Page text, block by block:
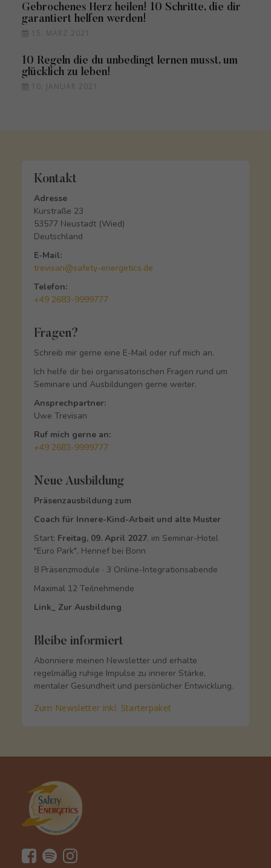
Gebrochenes Herz heilen! 10 Schritte, die dir
garantiert helfen werden!
15. MÄRZ 2021
10 Regeln die du unbedingt lernen musst, um
glücklich zu leben!
10. JANUAR 2021
Kontakt
Adresse
Kurstraße 23
53577 Neustadt (Wied)
Deutschland
E-Mail:
trevisan@safety-energetics.de
Telefon:
+49 2683-9999777
Fragen?
Schreib mir gerne eine E-Mail oder ruf mich an.
Ich helfe dir bei organisatorischen Fragen rund um
Seminare und Ausbildungen gerne weiter.
Ansprechpartner:
Uwe Trevisan
Ruf mich gerne an:
+49 2683-9999777
Neue Ausbildung
Präsenzausbildung zum
Coach für Innere-Kind-Arbeit und alte Muster
Start: Freitag, 09. April 2027, im Seminar-Hotel
"Euro Park", Hennef bei Bonn
8 Präsenzmodule · 3 Online-Integrationsabende
Maximal 12 Teilnehmende
Link_ Zur Ausbildung
Bleibe informiert
Abonniere meinen Newsletter und erhalte
regelmäßig ruhige Impulse zu innerer Stärke,
mentaler Gesundheit und persönlicher Entwicklung.
Zum Newsletter inkl. Starterpaket